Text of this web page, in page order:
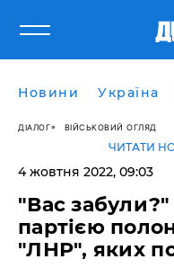
Новини Україна
ДІАЛОГ ВІЙСЬКОВИЙ ОГЛЯД
ЧИТАТИ
4 жовтня 2022, 09:03
"Вас
партією
"ЛНР", яких